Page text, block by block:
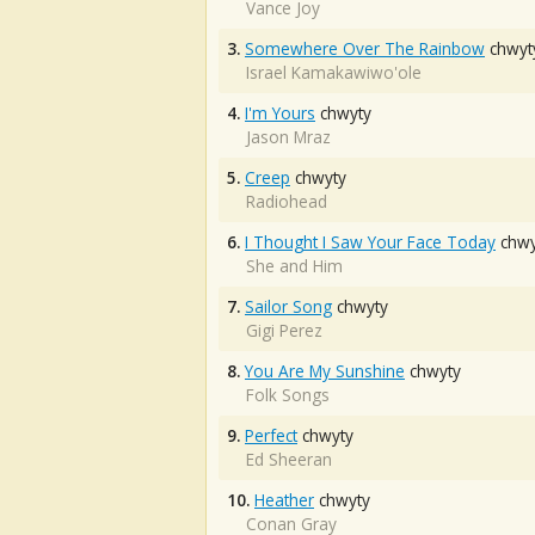
Vance Joy
3. Somewhere Over The Rainbow
Israel Kamakawiwo'ole
4. I'm Yours chwyty
Jason Mraz
5. Creep chwyty
Radiohead
6. I Thought I Saw Your Face Today
She and Him
7. Sailor Song chwyty
Gigi Perez
8. You Are My Sunshine chwyty
Folk Songs
9. Perfectchwyty
Ed Sheeran
10. Heather chwyty
Conan Gray